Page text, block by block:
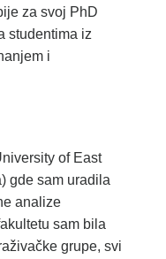
za svoj PhD
studentima iz
i
of East
gde sam uradila
analize
sam bila
grupe, svi